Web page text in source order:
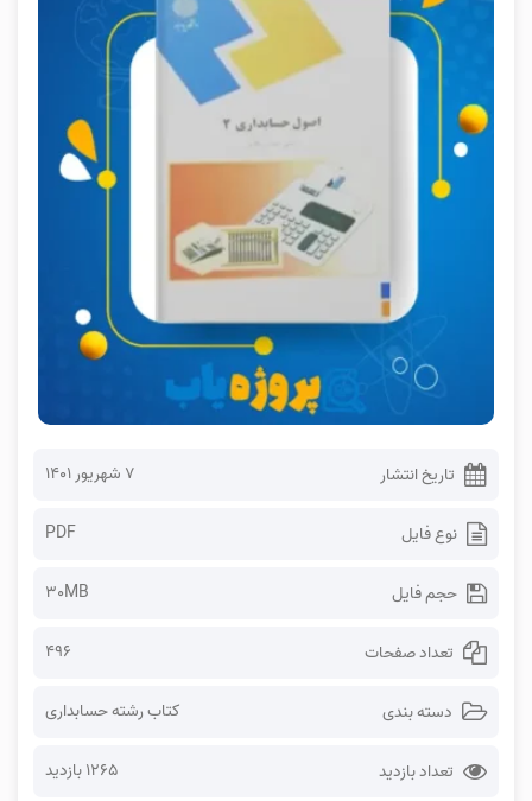
تاریخ انتشار ۷ شهریور ۱۴۰۱
نوع فایل PDF
حجم فایل 30MB
تعداد صفحات 496
دسته بندی کتاب رشته حسابداری
تعداد بازدید 1265 بازدید